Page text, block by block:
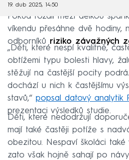
19. dub 2025, 14:50
Pokud rozdíl mezi délkou
víkendu přesáhne dvě hodiny,
odborníků riziko závažných
„Děti, které nespí kvalitně,
obtížemi typu bolesti hlavy,
stěžují na častější pocity
dochází u nich k častějšímu
stavů,“ popsal datový analytik
prezentaci výsledků studie.
Děti, které nedodržují
mají také častěji potíže s
obezitou. Nespaví školáci také
zato však hojně sahají po